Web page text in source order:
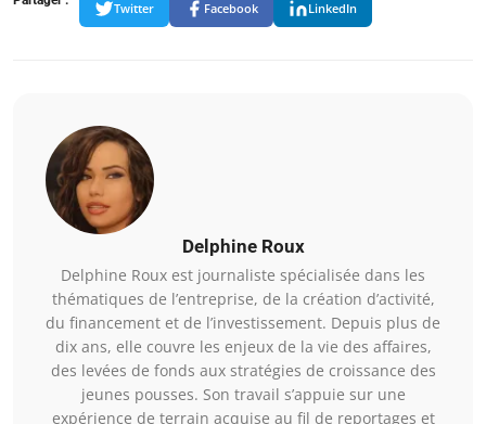
Twitter Facebook LinkedIn
Delphine Roux
Delphine Roux est journaliste spécialisée dans les
thématiques de l’entreprise, de la création d’activité,
du financement et de l’investissement. Depuis plus de
dix ans, elle couvre les enjeux de la vie des affaires,
des levées de fonds aux stratégies de croissance des
jeunes pousses. Son travail s’appuie sur une
expérience de terrain acquise au fil de reportages et